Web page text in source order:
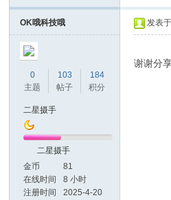
OK哦科技哦
0
主题
103
帖子
184
积分
二星摄手
二星摄手
金币
81
在线时间
8 小时
注册时间
2025-4-20
发表
谢谢分